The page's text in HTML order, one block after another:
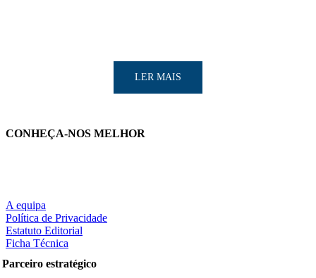
Partilhe nas redes sociais:
LER MAIS
CONHEÇA-NOS MELHOR
A equipa
Política de Privacidade
Estatuto Editorial
Ficha Técnica
Parceiro estratégico